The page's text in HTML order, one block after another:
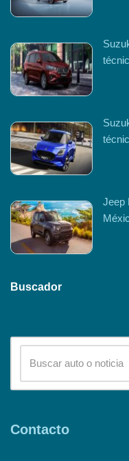
Jeep
Buscador
Contacto